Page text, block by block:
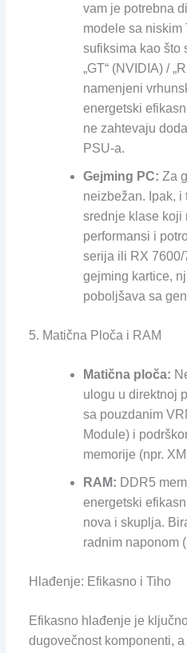
vam je potrebna
modele sa niskim
sufiksima kao što
„GT“ (NVIDIA) /
namenjeni
energetski
ne zahtevaju
PSU-a.
Gejming PC: Za
neizbežan. Ipak, i
srednje klase koji
performansi i
serija ili RX
gejming kartice,
poboljšava sa
5. Matična Ploča i RAM
Matična ploča:
ulogu u direktnoj
sa pouzdanim
Module) i
memorije (npr.
RAM: DDR5
energetski
nova i skuplja.
radnim naponom
Hlađenje: Efikasno i Tiho
Efikasno hlađenje je
dugovečnost komponenti,